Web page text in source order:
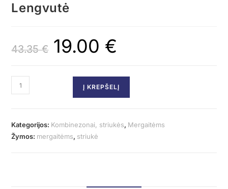
Lengvutė
43.35€ 19.00 €
Į KREPŠELĮ
Kategorijos: Kombinezonai, striukės, Mergaitėms
Žymos: mergaitėms, striukė